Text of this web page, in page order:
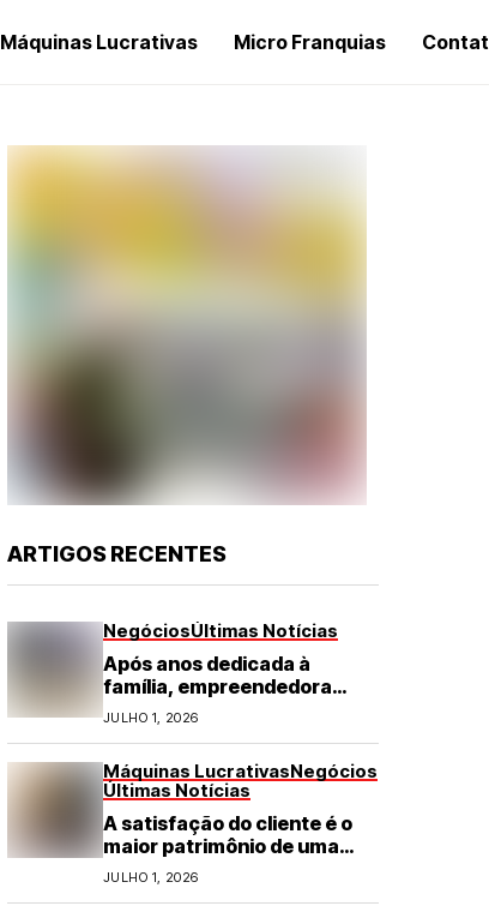
Máquinas Lucrativas Micro Franquias
ARTIGOS RECENTES
NegóciosÚltimas Notícias
Após anos dedicada à
família, empreendedora
transforma franquia de
turismo em negócio de
JULHO 1, 2026
Máquinas LucrativasNegócios
Últimas Notícias
A satisfação do cliente é o
maior patrimônio de uma
franquia
JULHO 1, 2026